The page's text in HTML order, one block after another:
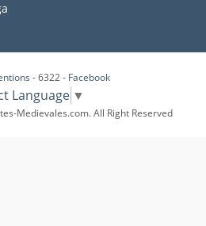
- 6322 - Facebook
Language ▼
Medievales.com. All Right Reserved